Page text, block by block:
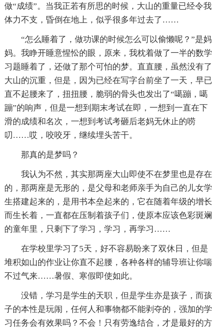
做“成绩”。当我正若有所思的时候，大山的重量已经令我
体力不支，昏倒在地上，似乎很多年过去了……
“怎么睡着了，做功课的时候怎么可以偷懒呢？”是妈
妈。我睁开睡意惺忪的眼，原来，我枕着做了一半的数学
习题睡着了，还做了那个可怕的梦。直直腰，虽然没有了
大山的沉重，但是，因为已经在写字台前坐了一天，早已
直不起腰来了，扭扭腰，脆弱的骨头也发出了“噶蹦，噶
蹦”的响声，但是一想到期末考试在即，一想到一直在下
滑的成绩和名次，一想到考试考砸后老妈无休止的唠
叨……哎，咬咬牙，继续埋头苦干。
那真的是梦吗？
我认为不然，其实那两座大山即使不在梦里也是存在
的，那两座是无形的，是父母和老师亲手为自己的儿女学
生搭建起来的，是用书本垒起来的，它在随着年级的增长
而生长着，一直都在压制着孩子们，使原本应该色彩斑斓
的童年里，只剩下了学习，学习，再学习……
在学校里学习了5天，好不容易盼来了双休日，但是
堆积如山的作业让你直不起腰，各种各样的辅导班让你喘
不过气来……暑假、寒假即使如此。
没错，学习是学生的天职，但是学生亦是孩子，而孩
子的本性是玩闹，任何人和事物都不能剥夺的，强加的学
习任务会有效果吗？不会！只有劳逸结合，才是最好的方